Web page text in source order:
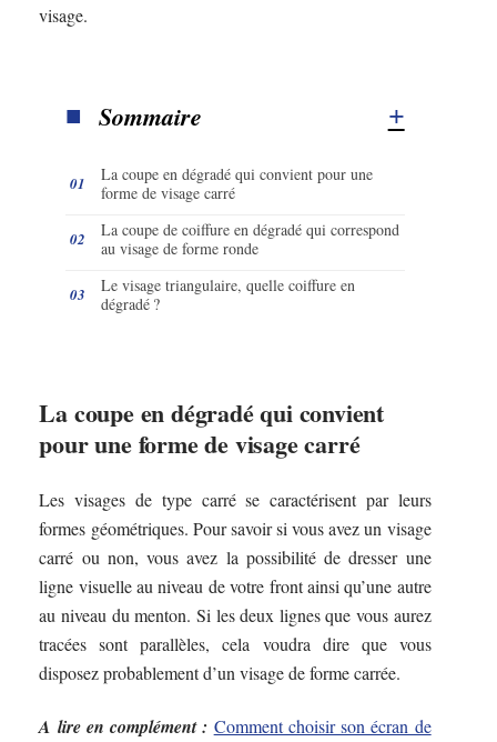
visage.
Sommaire
La coupe en dégradé qui convient pour une
forme de visage carré
La coupe de coiffure en dégradé qui correspond
au visage de forme ronde
Le visage triangulaire, quelle coiffure en
dégradé ?
La coupe en dégradé qui convient
pour une forme de visage carré
Les visages de type carré se caractérisent par leurs
formes géométriques. Pour savoir si vous avez un visage
carré ou non, vous avez la possibilité de dresser une
ligne visuelle au niveau de votre front ainsi qu’une autre
au niveau du menton. Si les deux lignes que vous aurez
tracées sont parallèles, cela voudra dire que vous
disposez probablement d’un visage de forme carrée.
A lire en complément : Comment choisir son écran de